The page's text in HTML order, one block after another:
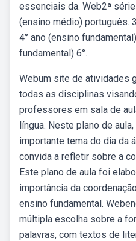
essenciais da. Web2ª
(ensino médio) português.
4° ano (ensino
fundamental) 6°.
Webum site de atividades
todas as disciplinas
professores em sala de
língua. Neste plano de
importante tema do dia da
convida a refletir sobre a
Este plano de aula foi
importância da
ensino fundamental.
múltipla escolha sobre a
palavras, com textos de